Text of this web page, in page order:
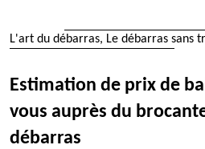
L'art du débarras, Le débarras sans
Estimation de prix de
vous auprès du
débarras